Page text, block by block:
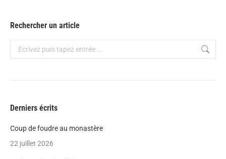
Rechercher un article
Recherche
Derniers écrits
Coup de foudre au monastère
22 juillet 2026